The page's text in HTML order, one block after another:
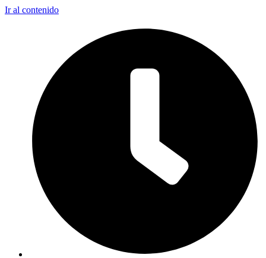
Ir al contenido